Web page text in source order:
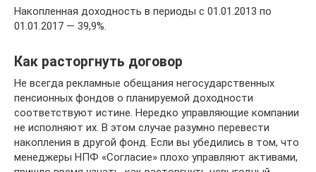
Накопленная доходность в периоды с 01.01.2013 по
01.01.2017 — 39,9%.
Как расторгнуть договор
Не всегда рекламные обещания негосударственных
пенсионных фондов о планируемой доходности
соответствуют истине. Нередко управляющие компании
не исполняют их. В этом случае разумно перевести
накопления в другой фонд. Если вы убедились в том, что
менеджеры НПФ «Согласие» плохо управляют активами,